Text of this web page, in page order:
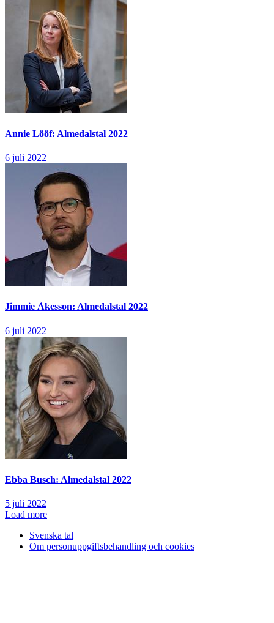
Annie Lööf: Almedalstal 2022
6 juli 2022
Jimmie Åkesson: Almedalstal 2022
6 juli 2022
Ebba Busch: Almedalstal 2022
5 juli 2022
Load more
Svenska tal
Om personuppgiftsbehandling och cookies